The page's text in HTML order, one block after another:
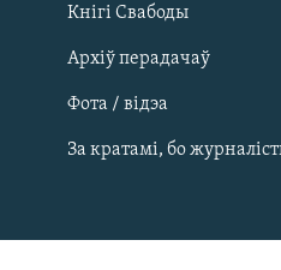
САЧЫЦЕ ЗА АБНАЎЛЕНЬНЯМІ
Кнігі Свабоды
Архіў перадачаў
Фота / відэа
За кратамі, бо